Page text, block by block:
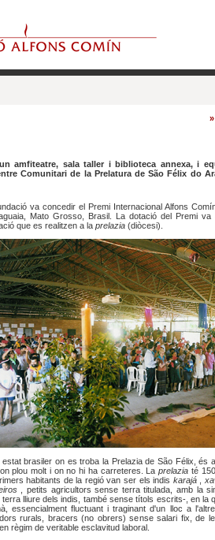
amfiteatre, sala taller i biblioteca annexa, i
Comunitari de la Prelatura de São Félix do
va concedir el Premi Internacional Alfons
Mato Grosso, Brasil. La dotació del Premi
que es realitzen a la prelazia (diòcesi).
brasiler on es troba la Prelazia de São Félix, és
plou molt i on no hi ha carreteres. La prelazia té
habitants de la regió van ser els indis karajá
, petits agricultors sense terra titulada, amb la
lliure dels indis, també sense títols escrits-, en la
essencialment fluctuant i traginant d'un lloc a
rurals, bracers (no obrers) sense salari fix, de
règim de veritable esclavitud laboral.